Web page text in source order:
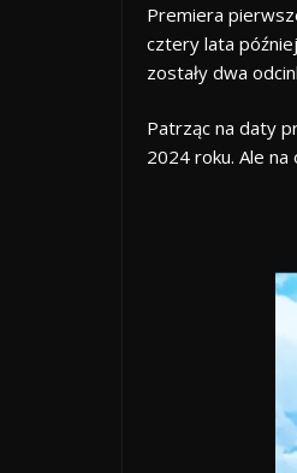
Premiera
cztery lata
zostały dwa
Patrząc na daty
2024 roku. Ale